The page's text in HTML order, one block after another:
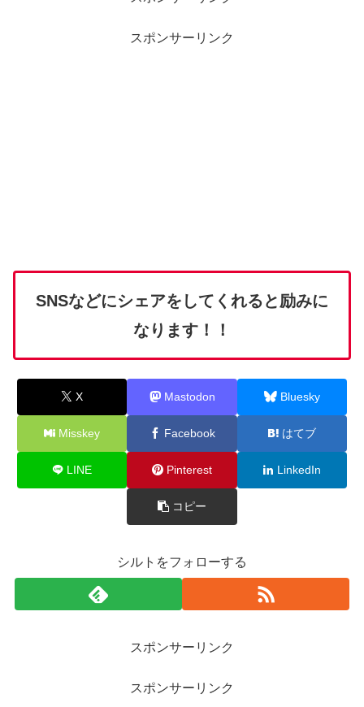
スポンサーリンク
SNSなどにシェアをしてくれると励みに
なります！！
X Mastodon Bluesky
Misskey Facebook はてブ
LINE Pinterest LinkedIn
コピー
シルトをフォローする
スポンサーリンク
スポンサーリンク